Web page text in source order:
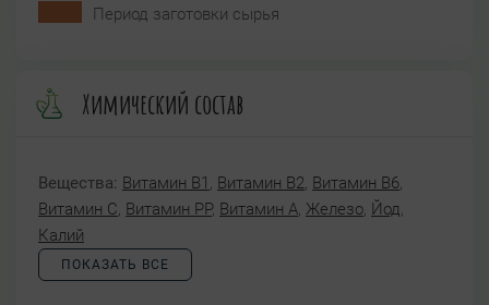
Период заготовки сырья
Химический состав
Вещества: Витамин B1 , Витамин B2, Витамин B6,
Витамин C, Витамин PP, Витамин А, Железо, Йод,
Калий
ПОКАЗАТЬ ВСЕ